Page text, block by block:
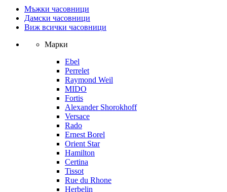
Мъжки часовници
Дамски часовници
Виж всички часовници
Марки
Ebel
Perrelet
Raymond Weil
MIDO
Fortis
Alexander Shorokhoff
Versace
Rado
Ernest Borel
Orient Star
Hamilton
Certina
Tissot
Rue du Rhone
Herbelin